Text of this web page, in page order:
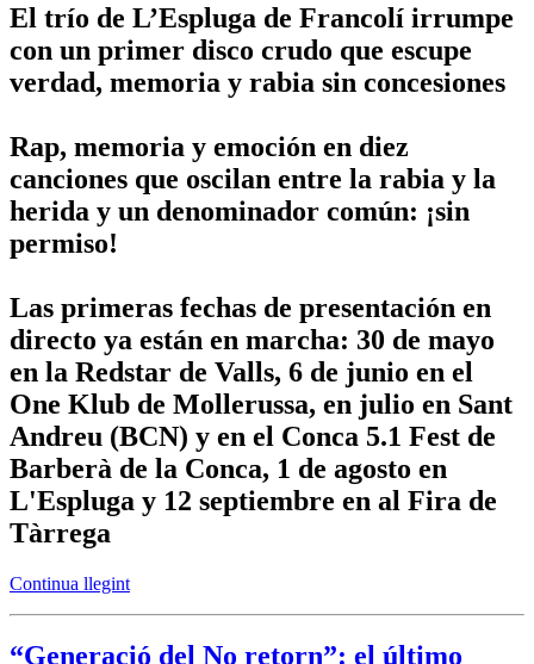
El trío de L’Espluga de Francolí irrumpe
con un primer disco crudo que escupe
verdad, memoria y rabia sin concesiones
Rap, memoria y emoción en diez
canciones que oscilan entre la rabia y la
herida y un denominador común: ¡sin
permiso!
Las primeras fechas de presentación en
directo ya están en marcha: 30 de mayo
en la Redstar de Valls, 6 de junio en el
One Klub de Mollerussa, en julio en Sant
Andreu (BCN) y en el Conca 5.1 Fest de
Barberà de la Conca, 1 de agosto en
L'Espluga y 12 septiembre en al Fira de
Tàrrega
Continua llegint
“Generació del No retorn”: el último